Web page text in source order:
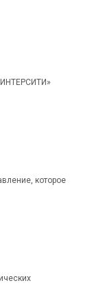
которое